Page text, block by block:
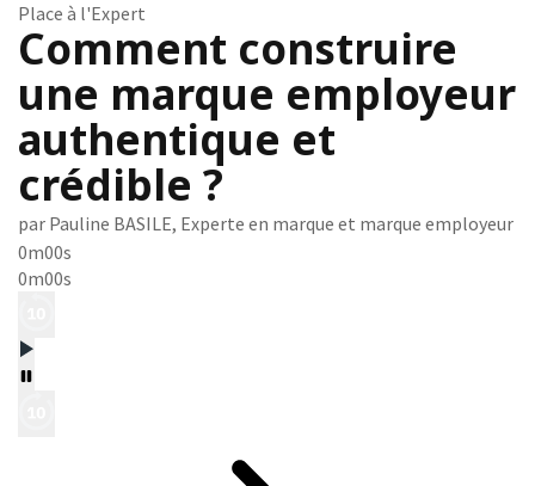
Place à l'Expert
Comment construire
une marque employeur
authentique et
crédible ?
par Pauline BASILE, Experte en marque et marque employeur
0m00s
0m00s